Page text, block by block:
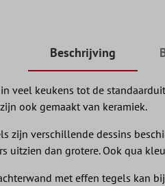
Beschrijving
veel keukens tot de
ook gemaakt van keramiek.
zijn verschillende dessins
uitzien dan grotere. Ook qua
met effen tegels kan